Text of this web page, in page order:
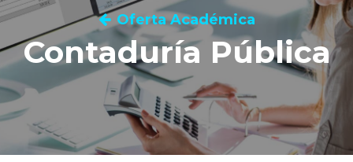
Oferta Académica
Contaduría Pública